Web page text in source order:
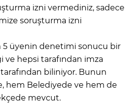
izni vermediniz, sadece
soruşturma izni
5 üyenin denetimi sonucu bir
hepsi tarafından imza
tarafından biliniyor. Bunun
hem Belediyede ve hem de
mevcut.